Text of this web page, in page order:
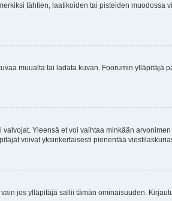
tähtien, laatikoiden tai pisteiden muodossa
muualta tai ladata kuvan. Foorumin ylläpitäjä
Yleensä et voi vaihtaa minkään
voivat yksinkertaisesti pienentää
jos ylläpitäjä sallii tämän ominaisuuden.